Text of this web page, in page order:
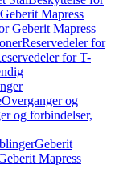
Geberit Mapress
Geberit Mapress
Reservedeler for
for T-
Overganger og
og forbindelser,
Geberit
Mapress